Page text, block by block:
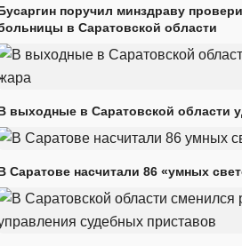
поручил минздраву
в Саратовской области
выходные в Саратовской области
Саратове насчитали 86 «умных